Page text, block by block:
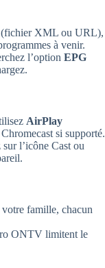
XML ou URL),
à venir.
l’option EPG
AirPlay
si supporté.
l’icône Cast ou
famille, chacun
ONTV limitent le